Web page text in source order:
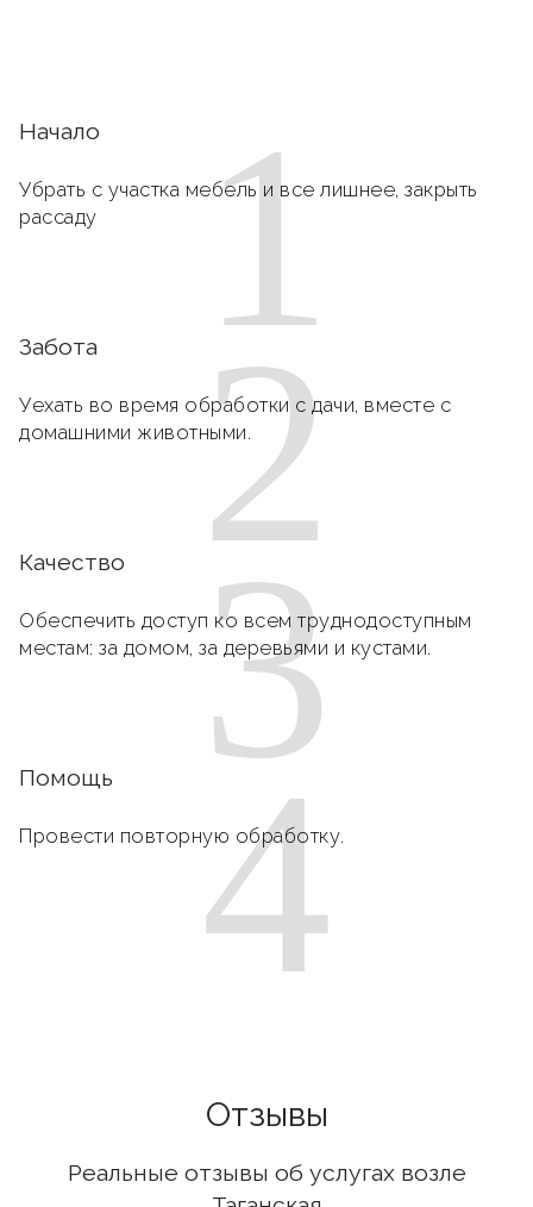
1
Начало
Убрать с участка мебель и все лишнее, закрыть
рассаду
2
Забота
Уехать во время обработки с дачи, вместе с
домашними животными.
3
Качество
Обеспечить доступ ко всем труднодоступным
местам: за домом, за деревьями и кустами.
4
Помощь
Провести повторную обработку.
Отзывы
Реальные отзывы об услугах возле